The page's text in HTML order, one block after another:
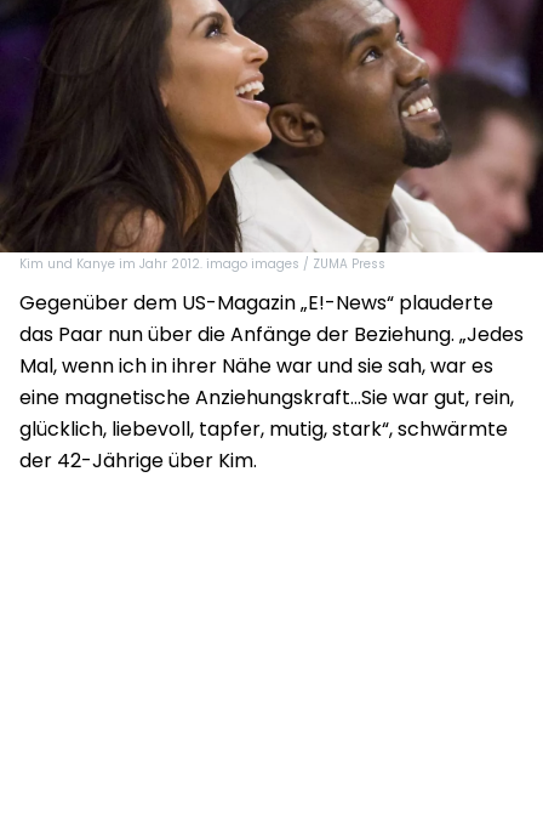
Kim und Kanye im Jahr 2012. imago images / ZUMA Press
Gegenüber dem US-Magazin „E!-News“ plauderte
das Paar nun über die Anfänge der Beziehung. „Jedes
Mal, wenn ich in ihrer Nähe war und sie sah, war es
eine magnetische Anziehungskraft…Sie war gut, rein,
glücklich, liebevoll, tapfer, mutig, stark“, schwärmte
der 42-Jährige über Kim.